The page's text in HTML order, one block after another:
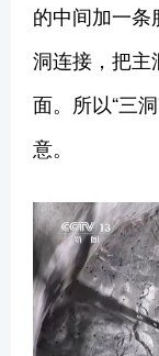
的中间加一
洞连接，把主
面。所以“三
意。